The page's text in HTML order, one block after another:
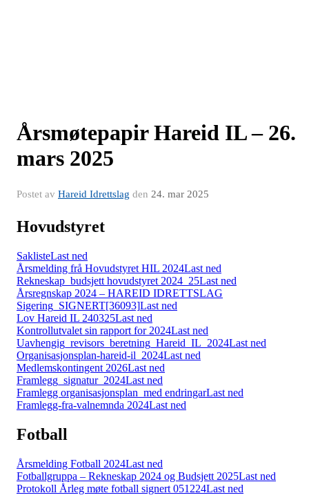
Årsmøtepapir Hareid IL – 26.
mars 2025
Postet av Hareid Idrettslag den 24. mar 2025
Hovudstyret
SaklisteLast ned
Årsmelding frå Hovudstyret HIL 2024Last ned
Rekneskap_budsjett hovudstyret 2024_25Last ned
Årsregnskap 2024 – HAREID IDRETTSLAG
Sigering_SIGNERT[36093]Last ned
Lov Hareid IL 240325Last ned
Kontrollutvalet sin rapport for 2024Last ned
Uavhengig_revisors_beretning_Hareid_IL_2024Last ned
Organisasjonsplan-hareid-il_2024Last ned
Medlemskontingent 2026Last ned
Framlegg_signatur_2024Last ned
Framlegg organisasjonsplan_med endringarLast ned
Framlegg-fra-valnemnda 2024Last ned
Fotball
Årsmelding Fotball 2024Last ned
Fotballgruppa – Rekneskap 2024 og Budsjett 2025Last ned
Protokoll Årleg møte fotball signert 051224Last ned